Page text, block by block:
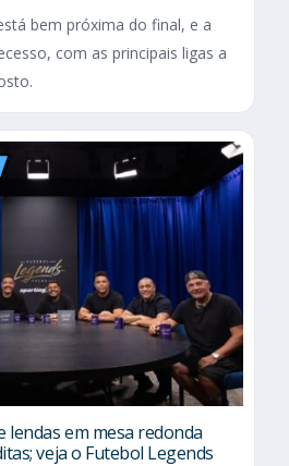
bem próxima do final, e a
com as principais ligas a
em mesa redonda
veja o Futebol Legends